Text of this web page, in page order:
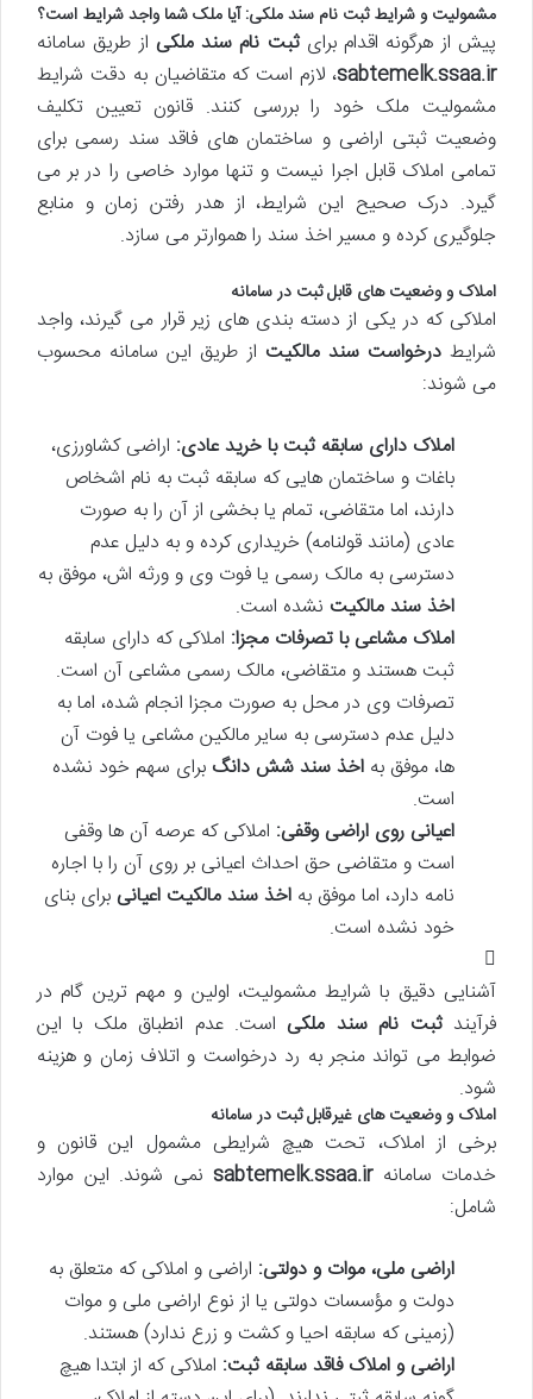
مشمولیت و شرایطثبت نام سند ملکی: آیا ملک شما واجد شرایط است؟
پیش از هرگونه اقدام برایثبت نام سند ملکی از طریق سامانه
sabtemelk.ssaa.ir، لازم است که متقاضیان به دقت شرایط
مشمولیت ملک خود را بررسی کنند. قانون تعیین تکلیف
وضعیت ثبتی اراضی و ساختمان های فاقد سند رسمی برای
تمامی املاک قابل اجرا نیست و تنها موارد خاصی را در بر می
گیرد. درک صحیح این شرایط، از هدر رفتن زمان و منابع
جلوگیری کرده و مسیر اخذ سند را هموارتر می سازد.
املاک و وضعیت های قابل ثبت در سامانه
املاکی که در یکی از دسته بندی های زیر قرار می گیرند، واجد
شرایطدرخواست سند مالکیت از طریق این سامانه محسوب
می شوند:
املاک دارای سابقه ثبت با خرید عادی: اراضی کشاورزی،
باغات و ساختمان هایی که سابقه ثبت به نام اشخاص
دارند، اما متقاضی، تمام یا بخشی از آن را به صورت
عادی (مانند قولنامه) خریداری کرده و به دلیل عدم
دسترسی به مالک رسمی یا فوت وی و ورثه اش، موفق به
اخذ سند مالکیت نشده است.
املاک مشاعی با تصرفات مجزا: املاکی که دارای سابقه
ثبت هستند و متقاضی، مالک رسمی مشاعی آن است.
تصرفات وی در محل به صورت مجزا انجام شده، اما به
دلیل عدم دسترسی به سایر مالکین مشاعی یا فوت آن
ها، موفق به اخذ سند شش دانگ برای سهم خود نشده
است.
اعیانی روی اراضی وقفی: املاکی که عرصه آن ها وقفی
است و متقاضی حق احداث اعیانی بر روی آن را با اجاره
نامه دارد، اما موفق به اخذ سند مالکیت اعیانیبرای بنای
خود نشده است.
آشنایی دقیق با شرایط مشمولیت، اولین و مهم ترین گام در
فرآیندثبت نام سند ملکیاست. عدم انطباق ملک با این
ضوابط می تواند منجر به رد درخواست و اتلاف زمان و هزینه
شود.
املاک و وضعیت های غیرقابل ثبت در سامانه
برخی از املاک، تحت هیچ شرایطی مشمول این قانون و
خدمات سامانهsabtemelk.ssaa.ir نمی شوند. این موارد
شامل:
اراضی ملی، موات و دولتی: اراضی و املاکی که متعلق به
دولت و مؤسسات دولتی یا از نوع اراضی ملی و موات
(زمینی که سابقه احیا و کشت و زرع ندارد) هستند.
اراضی و املاک فاقد سابقه ثبت: املاکی که از ابتدا هیچ